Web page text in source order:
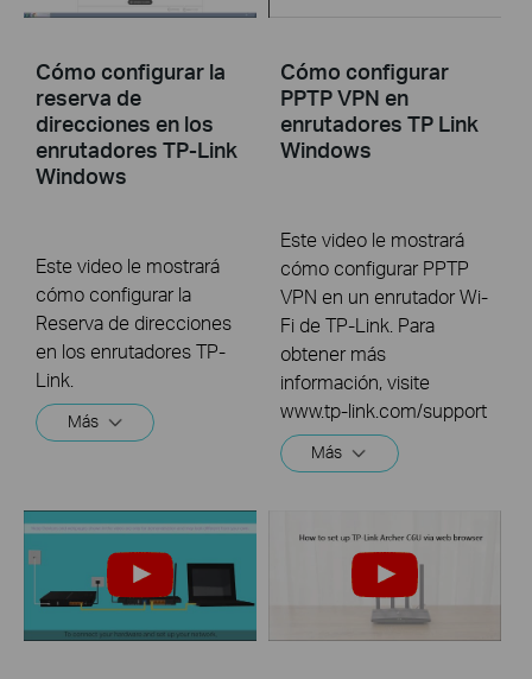
Cómo configurar la
reserva de
direcciones en los
enrutadores TP-Link
Windows
Este video le mostrará
cómo configurar la
Reserva de direcciones
en los enrutadores TP-
Link.
Más
Cómo configurar
PPTP VPN en
enrutadores TP Link
Windows
Este video le mostrará
cómo configurar PPTP
VPN en un enrutador Wi-
Fi de TP-Link. Para
obtener más
información, visite
www.tp-link.com/support
Más